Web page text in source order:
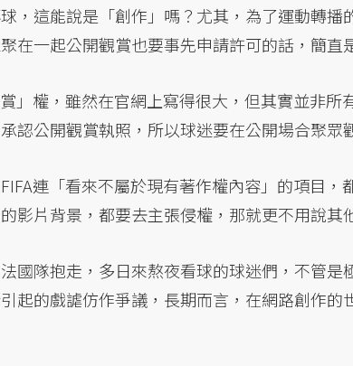
，這能說是「創作」嗎？尤其，為了運動轉播
在一起公開觀賞也要事先申請許可的話，簡直
」權，雖然在官網上寫得很大，但其實並非所
認公開觀賞執照，所以球迷要在公開場合聚眾
連「看來不屬於現有著作權內容」的項目，
影片背景，都要去主張侵權，那就更不用說其
國隊抱走，多日來熬夜看球的球迷們，不管是
起的戲謔仿作爭議，長期而言，在網路創作的